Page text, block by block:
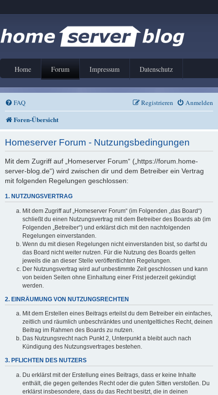
Home Forum Impressum Datenschutz
FAQ Anmelden
Registrieren
Foren-Übersicht
Homeserver Forum - Nutzungsbedingungen
Mit dem Zugriff auf „Homeserver Forum“ („https://forum.home-
server-blog.de“) wird zwischen dir und dem Betreiber ein Vertrag
mit folgenden Regelungen geschlossen:
1. NUTZUNGSVERTRAG
Mit dem Zugriff auf „Homeserver Forum“ (im Folgenden „das Board“)
schließt du einen Nutzungsvertrag mit dem Betreiber des Boards ab (im
Folgenden „Betreiber“) und erklärst dich mit den nachfolgenden
Regelungen einverstanden.
Wenn du mit diesen Regelungen nicht einverstanden bist, so darfst du
das Board nicht weiter nutzen. Für die Nutzung des Boards gelten
jeweils die an dieser Stelle veröffentlichten Regelungen.
Der Nutzungsvertrag wird auf unbestimmte Zeit geschlossen und kann
von beiden Seiten ohne Einhaltung einer Frist jederzeit gekündigt
werden.
2. EINRÄUMUNG VON NUTZUNGSRECHTEN
Mit dem Erstellen eines Beitrags erteilst du dem Betreiber ein einfaches,
zeitlich und räumlich unbeschränktes und unentgeltliches Recht, deinen
Beitrag im Rahmen des Boards zu nutzen.
Das Nutzungsrecht nach Punkt 2, Unterpunkt a bleibt auch nach
Kündigung des Nutzungsvertrages bestehen.
3. PFLICHTEN DES NUTZERS
Du erklärst mit der Erstellung eines Beitrags, dass er keine Inhalte
enthält, die gegen geltendes Recht oder die guten Sitten verstoßen. Du
erklärst insbesondere, dass du das Recht besitzt, die in deinen